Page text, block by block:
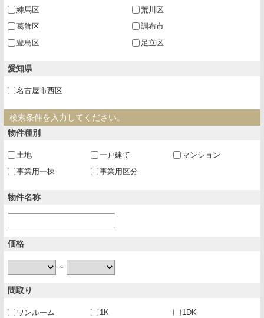
練馬区
荒川区
葛飾区
調布市
豊島区
足立区
愛知県
名古屋市西区
検索条件を入力してください。
物件種別
土地 一戸建て
マンション
事業用一棟
事業用区分
物件名称
価格
～
間取り
ワンルーム 1K
1DK